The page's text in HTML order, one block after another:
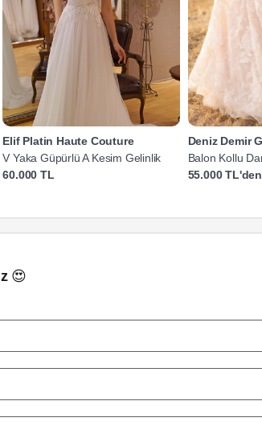
Elif Platin Haute Couture
V Yaka Güpürlü A Kesim Gelinlik
60.000 TL
Deniz Demir
Balon Kollu
55.000
😍